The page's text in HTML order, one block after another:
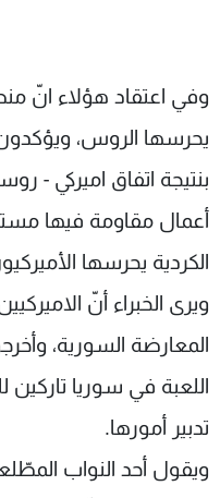
وفي اعتقاد هؤلاء انّ
يحرسها الروس،
بنتيجة اتفاق اميركي -
أعمال مقاومة فيها
الكردية يحرسها
ويرى الخبراء أنّ
المعارضة السورية،
اللعبة في سوريا
تدبير أمورها.
ويقول أحد النواب